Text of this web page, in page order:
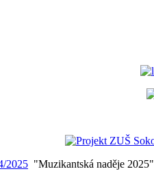
2025 "Muzikantská naděje 2025"